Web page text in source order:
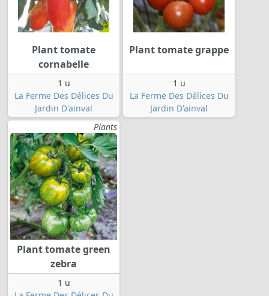
Plant tomate
cornabelle
1 u
La Ferme Des Délices Du
Jardin D'ainval
Plant tomate grappe
1 u
La Ferme Des Délices Du
Jardin D'ainval
Plants
Plant tomate green
zebra
1 u